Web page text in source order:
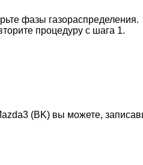
фазы газораспределения.
процедуру с шага 1.
(BK) вы можете,